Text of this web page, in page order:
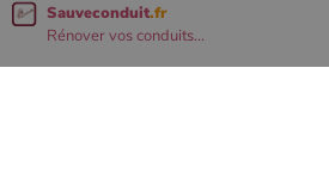
Sauveconduit.fr
Rénover vos conduits...